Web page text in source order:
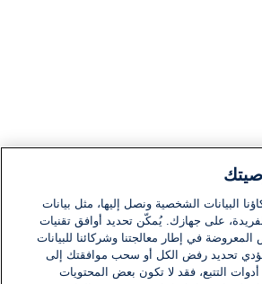
البيانات الشخصية ونصل إليها، مثل بيانات
على جهازك. يُمكّن تحديد أوافق تقنيات
المعروضة في إطار معالجتنا وشركائنا للبيانات
تحديد رفض الكل أو سحب موافقتك إلى
التتبع، فقد لا تكون بعض المحتويات